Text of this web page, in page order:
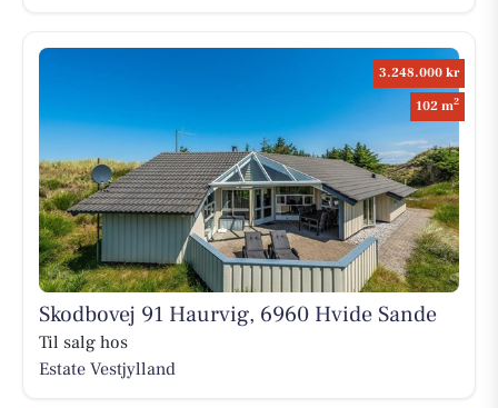
3.248.000 kr
102 m2
Skodbovej 91 Haurvig, 6960 Hvide Sande
Til salg hos
Estate Vestjylland